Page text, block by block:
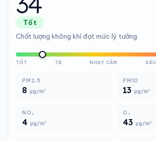
Tốt
Chất lượng không khí đạt mức lý tưởng.
TỐT TB NHẠY CẢM XẤU
PM2.5
8 µg/m³
PM10
13 µg/m³
NO₂
4 µg/m³
O₃
43 µg/m³